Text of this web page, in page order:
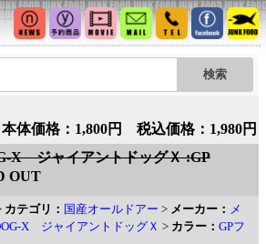
本体価格：1,800円 税込価格：1,980円
X ジャイアントドッグＸ :GP
OUT
カテゴリ： 国産オールドアー > メーカー： メ
X ジャイアントドッグＸ > カラー： GPフ